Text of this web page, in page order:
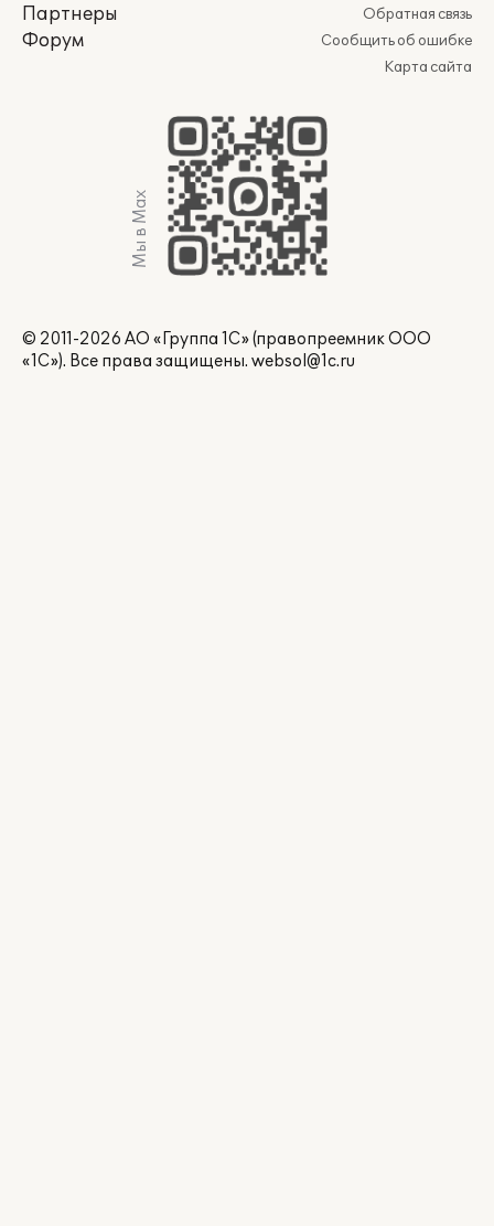
Партнеры
Форум
Обратная связь
Сообщить об ошибке
Карта сайта
Мы в Max
© 2011-2026 АО «Группа 1С» (правопреемник ООО
«1С»). Все права защищены. websol@1c.ru